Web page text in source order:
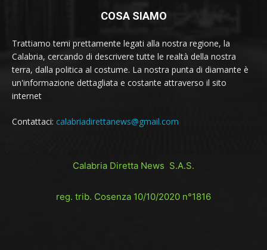
COSA SIAMO
Trattiamo temi prettamente legati alla nostra regione, la
Calabria, cercando di descrivere tutte le realtà della nostra
terra, dalla politica al costume. La nostra punta di diamante è
un'informazione dettagliata e costante attraverso il sito
internet
Contattaci: calabriadirettanews@gmail.com
Calabria Diretta News S.A.S.
reg. trib. Cosenza 10/10/2020 n°1816